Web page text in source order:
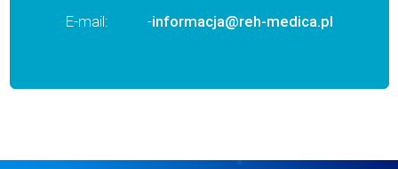
E-mail: -informacja@reh-medica.pl